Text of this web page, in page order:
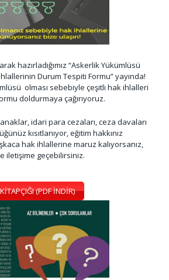
hazırladığımız “Askerlik Yükümlüsü
Durum Tespiti Formu” yayında!
olması sebebiyle çeşitli hak ihlalleri
doldurmaya çağırıyoruz.
idari para cezaları, ceza davaları
kısıtlanıyor, eğitim hakkınız
hak ihlallerine maruz kalıyorsanız,
iletişime geçebilirsiniz.
(PDF İNDİR)